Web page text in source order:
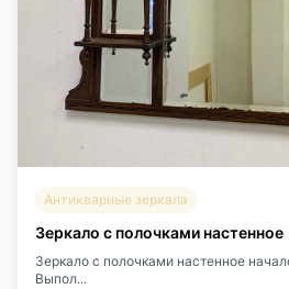
Антикварные зеркала
Зеркало с полочками настенное
Зеркало с полочками настенное
Выпол...